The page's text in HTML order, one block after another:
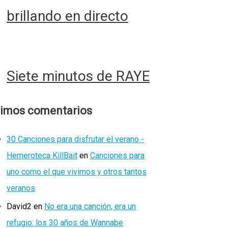
brillando en directo
Siete minutos de RAYE
comentarios
30 Canciones para disfrutar el verano -
Hemeroteca KillBait en Canciones para
uno como el que vivimos y otros tantos
veranos
David2 en No era una canción, era un
refugio: los 30 años de Wannabe